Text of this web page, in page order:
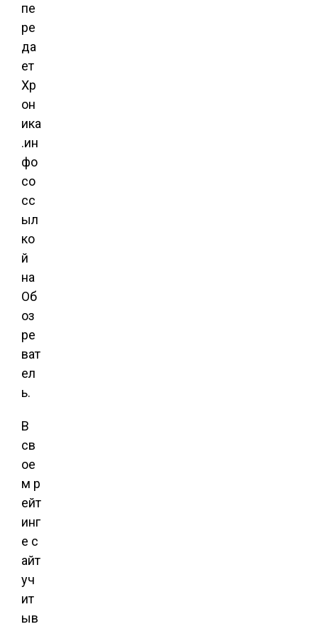
пе
ре
да
ет
Хр
он
ика
.ин
фо
со
сс
ыл
ко
й
на
Об
оз
ре
ват
ел
ь.
В
св
ое
м р
ейт
инг
е с
айт
уч
ит
ыв